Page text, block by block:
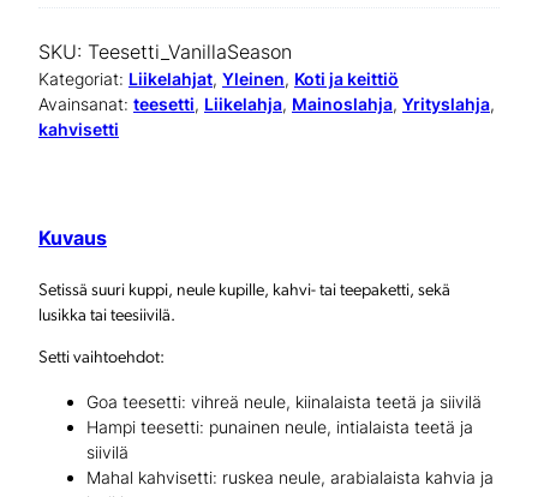
s
e
i
/
k
a
SKU: Teesetti_VanillaSeason
Kategoriat: Liikelahjat, Yleinen, Koti ja keittiö
Avainsanat: teesetti, Liikelahja, Mainoslahja, Yrityslahja
kahvisetti
Kuvaus
Setissä suuri kuppi, neule kupille, kahvi- tai teepaketti, sekä
lusikka tai teesiivilä.
Setti vaihtoehdot:
Goa teesetti: vihreä neule, kiinalaista teetä ja siivilä
Hampi teesetti: punainen neule, intialaista teetä ja
siivilä
Mahal kahvisetti: ruskea neule, arabialaista kahvia ja